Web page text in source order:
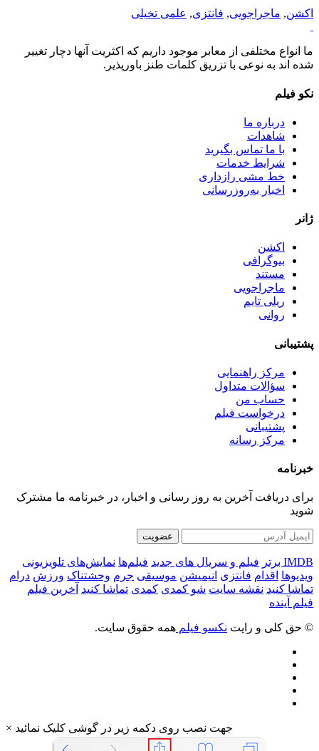
اکشن, ماجراجویی, فانتزی, علمی تخیلی
ما انواع مختلفی از معابر موجود داریم که اکثریت آنها دچار تغییر
شده اند به نوعی با تزریق کلمات طنز باورپذیر.
نکو فیلم
درباره ما
شاهدات
با ما تماس بگیرید
شرایط خدمات
خط مشی رازداری
اخبار به‌روزرسانی
ژانر
اکشن
بیوگرافی
مستند
ماجراجویی
ریلی تایم
روانی
پشتیبانی
مرکز راهنمایی
سؤالات متداول
حساب من
درخواست فیلم
پشتیبانی
مرکز رسانه
خبرنامه
برای دریافت آخرین به روز رسانی و اخبار، در خبرنامه ما مشترک
شوید
عضویت
IMDB برتر فیلم و سریال های جدید فیلم‌ها نمایش‌های تلویزیونی
ویدیوها اقدام فانتزی انیمیشن موسیقی جرم وحشتناک ورزش درام
تماشا کنید نقشه سایت شو کمدی کمدی تماشا کنید آخرین فیلم
فیلم آینده
© حق کلی و رایت نکسو فیلم همه حقوق سایت.
× جهت نصب روی دکمه زیر در گوشی کلیک نمائید